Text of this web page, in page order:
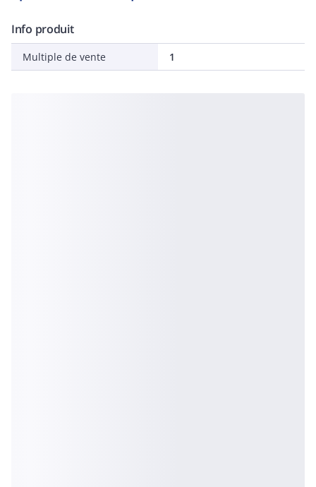
Info produit
Multiple de vente 1